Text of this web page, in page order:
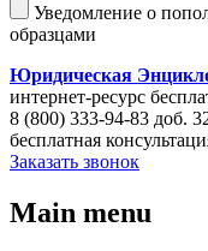
Уведомление о
образцами
Юридическая
интернет-ресурс
8 (800) 333-94-83 доб.
бесплатная
Заказать звонок
Main menu